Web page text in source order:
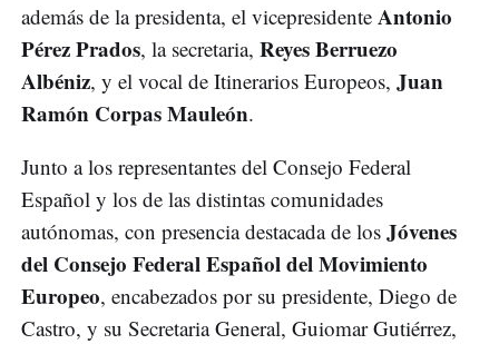
además de la presidenta, el vicepresidente Antonio
Pérez Prados, la secretaria, Reyes Berruezo
Albéniz, y el vocal de Itinerarios Europeos, Juan
Ramón Corpas Mauleón.
Junto a los representantes del Consejo Federal
Español y los de las distintas comunidades
autónomas, con presencia destacada de los Jóvenes
del Consejo Federal Español del Movimiento
Europeo, encabezados por su presidente, Diego de
Castro, y su Secretaria General, Guiomar Gutiérrez,